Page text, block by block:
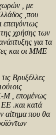
, με
,που
χρήσης των
για τα
και οι ΜΜΕ
Βρυξέλλες
Μ , επομένως
ΕΕ .και κατά
αίτημα που θα